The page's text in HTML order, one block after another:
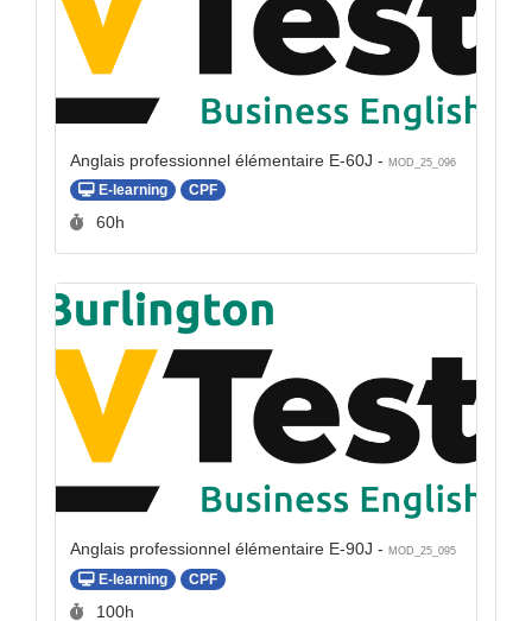
Anglais professionnel élémentaire E-60J - MOD_25_096
E-learning CPF
Durée :
60h
Anglais professionnel élémentaire E-90J - MOD_25_095
E-learning CPF
Durée :
100h